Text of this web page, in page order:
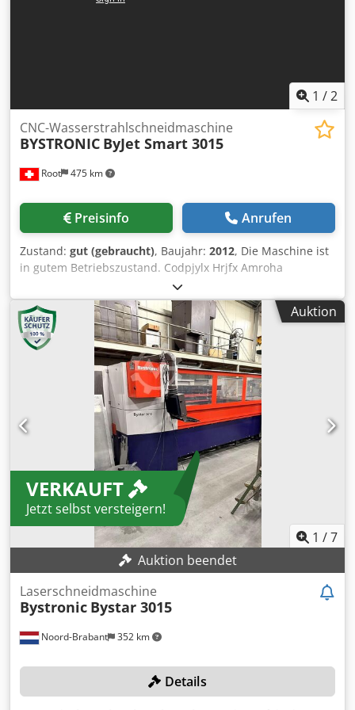
Werkstückgewicht: 1100 kg- Bedienung über Panel:
1 /2
Root 475 km
CNC-Wasserstrahlschneidmaschine
BYSTRONIC ByJet Smart 3015
Preisinfo Anrufen
Zustand: gut (gebraucht), Baujahr: 2012, Die Maschine ist
in gutem Betriebszustand. Codpjylx Hrjfx Amroha
Auktion
VERKAUFT
Jetzt selbst versteigern!
1 /7
Auktion beendet
Noord-Brabant 352 km
Laserschneidmaschine
Bystronic Bystar 3015
Details